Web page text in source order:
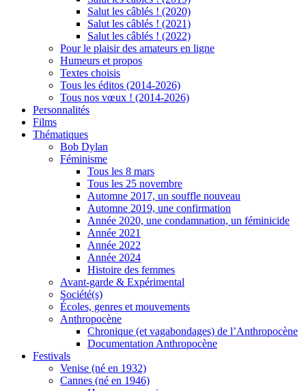
Salut les câblés ! (2020)
Salut les câblés ! (2021)
Salut les câblés ! (2022)
Pour le plaisir des amateurs en ligne
Humeurs et propos
Textes choisis
Tous les éditos (2014-2026)
Tous nos vœux ! (2014-2026)
Personnalités
Films
Thématiques
Bob Dylan
Féminisme
Tous les 8 mars
Tous les 25 novembre
Automne 2017, un souffle nouveau
Automne 2019, une confirmation
Année 2020, une condamnation, un féminicide
Année 2021
Année 2022
Année 2024
Histoire des femmes
Avant-garde & Expérimental
Société(s)
Écoles, genres et mouvements
Anthropocène
Chronique (et vagabondages) de l’Anthropocène
Documentation Anthropocène
Festivals
Venise (né en 1932)
Cannes (né en 1946)